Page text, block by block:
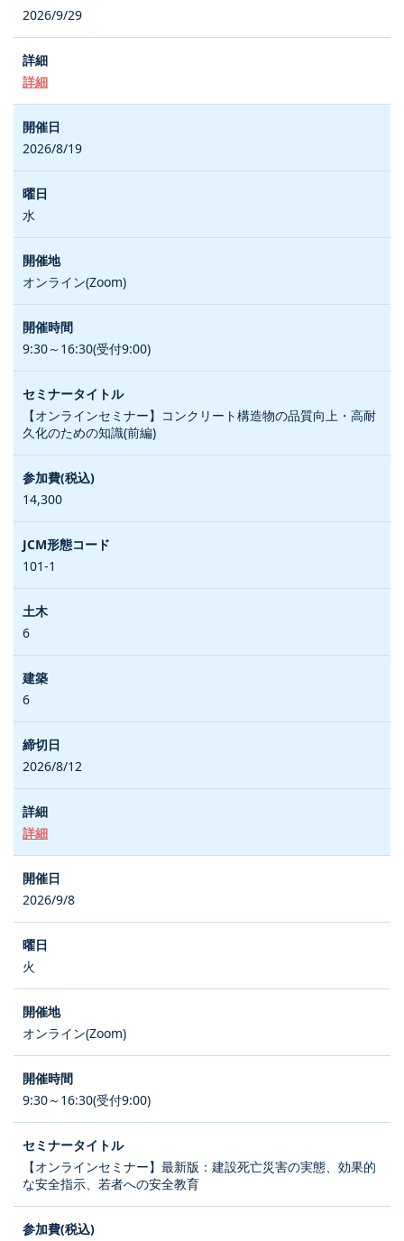
2026/9/29
詳細
2026/8/19
水
オンライン(Zoom)
9:30～16:30(受付9:00)
【オンラインセミナー】コンクリート構造物の品質向上・高耐
久化のための知識(前編)
14,300
101-1
6
6
2026/8/12
詳細
2026/9/8
火
オンライン(Zoom)
9:30～16:30(受付9:00)
【オンラインセミナー】最新版：建設死亡災害の実態、効果的
な安全指示、若者への安全教育